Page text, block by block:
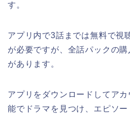
す。
アプリ内で3話までは無料で視
が必要ですが、全話パックの
があります。
アプリをダウンロードしてア
能でドラマを見つけ、エピソ